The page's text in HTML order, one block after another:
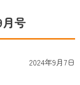
号
2024年9月7日